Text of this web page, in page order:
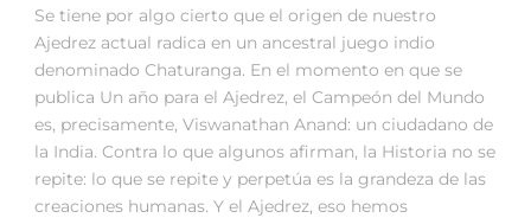
Se tiene por algo cierto que el origen de nuestro
Ajedrez actual radica en un ancestral juego indio
denominado Chaturanga. En el momento en que se
publica Un año para el Ajedrez, el Campeón del Mundo
es, precisamente, Viswanathan Anand: un ciudadano de
la India. Contra lo que algunos afirman, la Historia no se
repite: lo que se repite y perpetúa es la grandeza de las
creaciones humanas. Y el Ajedrez, eso hemos